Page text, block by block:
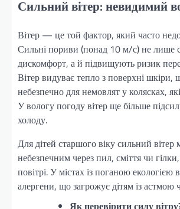
Сильний вітер: невидимий
Вітер — це той фактор, який часто
Сильні пориви (понад 10 м/с) не лише
дискомфорт, а й підвищують ризик
Вітер видуває тепло з поверхні шкіри,
небезпечно для немовлят у колясках,
У вологу погоду вітер ще більше
холоду.
Для дітей старшого віку сильний вітер
небезпечним через пил, сміття чи
повітрі. У містах із поганою екологією
алергени, що загрожує дітям із астмою
Як перевірити силу